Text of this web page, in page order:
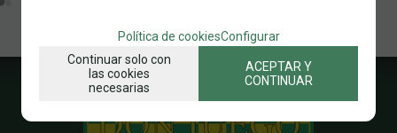
Política de cookiesConfigurar
Continuar solo con
las cookies
necesarias
ACEPTAR Y
CONTINUAR